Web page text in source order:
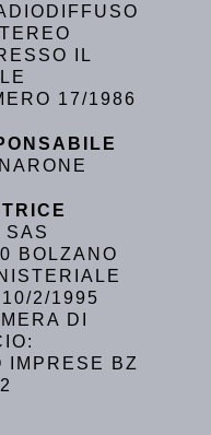
IL
17/1986
SAS
BOLZANO
2/1995
DI
IMPRESE BZ